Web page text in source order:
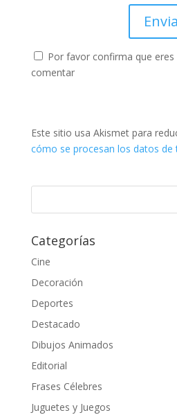
Por favor confirma que
comentar
Este sitio usa Akismet para
cómo se procesan los datos de
Categorías
Cine
Decoración
Deportes
Destacado
Dibujos Animados
Editorial
Frases Célebres
Juguetes y Juegos